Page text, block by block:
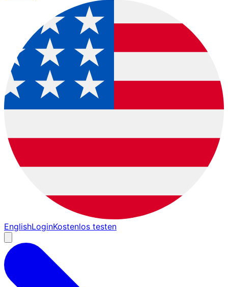
EnglishLoginKostenlos testen